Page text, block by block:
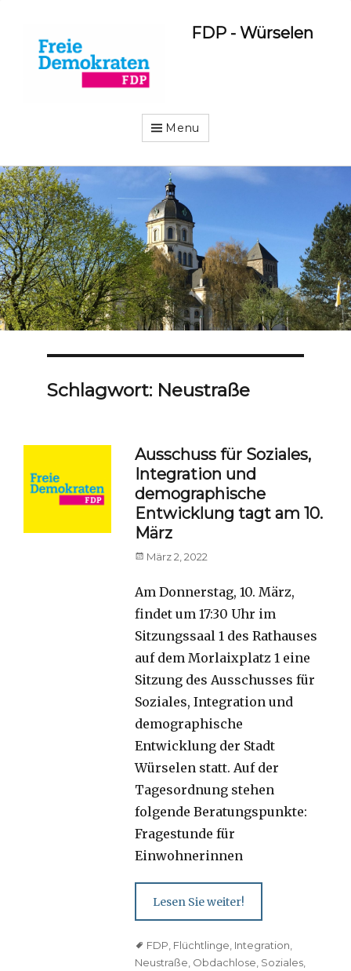
FDP - Würselen
Menu
Schlagwort: Neustraße
Ausschuss für Soziales,
Integration und
demographische
Entwicklung tagt am 10.
März
Posted
März 2, 2022
Am Donnerstag, 10. März,
findet um 17:30 Uhr im
Sitzungssaal 1 des Rathauses
auf dem Morlaixplatz 1 eine
Sitzung des Ausschusses für
Soziales, Integration und
demographische
Entwicklung der Stadt
Würselen statt. Auf der
Tagesordnung stehen
folgende Beratungspunkte:
Fragestunde für
Einwohnerinnen
Lesen Sie weiter!
TagsFDP Flüchtlinge Integration
Neustraße Obdachlose Soziales